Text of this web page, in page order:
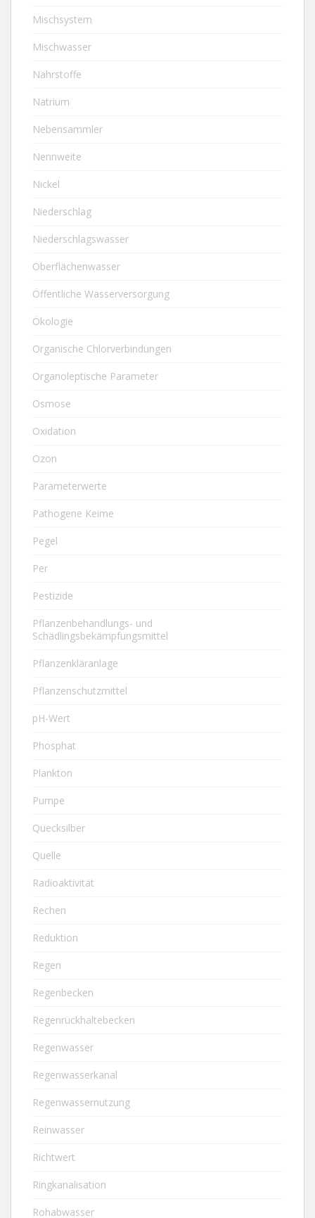
Mischsystem
Mischwasser
Nährstoffe
Natrium
Nebensammler
Nennweite
Nickel
Niederschlag
Niederschlagswasser
Oberflächenwasser
Öffentliche Wasserversorgung
Ökologie
Organische Chlorverbindungen
Organoleptische Parameter
Osmose
Oxidation
Ozon
Parameterwerte
Pathogene Keime
Pegel
Per
Pestizide
Pflanzenbehandlungs- und
Schädlingsbekämpfungsmittel
Pflanzenkläranlage
Pflanzenschutzmittel
pH-Wert
Phosphat
Plankton
Pumpe
Quecksilber
Quelle
Radioaktivität
Rechen
Reduktion
Regen
Regenbecken
Regenrückhaltebecken
Regenwasser
Regenwasserkanal
Regenwassernutzung
Reinwasser
Richtwert
Ringkanalisation
Rohabwasser